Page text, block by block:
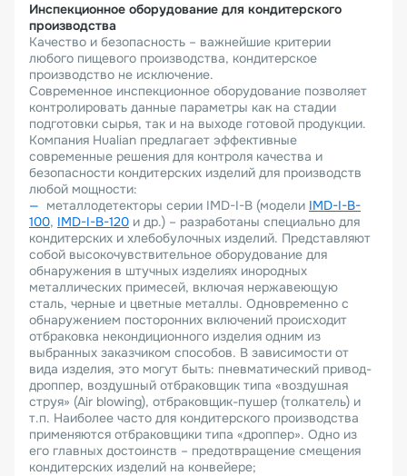
Инспекционное оборудование для кондитерского
производства
Качество и безопасность – важнейшие критерии
любого пищевого производства, кондитерское
производство не исключение.
Современное инспекционное оборудование позволяет
контролировать данные параметры как на стадии
подготовки сырья, так и на выходе готовой продукции.
Компания Hualian предлагает эффективные
современные решения для контроля качества и
безопасности кондитерских изделий для производств
любой мощности:
металлодетекторы серии IMD-I-B (модели IMD-I-B-
100, IMD-I-B-120 и др.) – разработаны специально для
кондитерских и хлебобулочных изделий. Представляют
собой высокочувствительное оборудование для
обнаружения в штучных изделиях инородных
металлических примесей, включая нержавеющую
сталь, черные и цветные металлы. Одновременно с
обнаружением посторонних включений происходит
отбраковка некондиционного изделия одним из
выбранных заказчиком способов. В зависимости от
вида изделия, это могут быть: пневматический привод-
дроппер, воздушный отбраковщик типа «воздушная
струя» (Air blowing), отбраковщик-пушер (толкатель) и
т.п. Наиболее часто для кондитерского производства
применяются отбраковщики типа «дроппер». Одно из
его главных достоинств – предотвращение смещения
кондитерских изделий на конвейере;